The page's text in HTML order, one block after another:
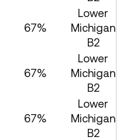
67%
Lower
Michigan
B2
67%
Lower
Michigan
B2
67%
Lower
Michigan
B2